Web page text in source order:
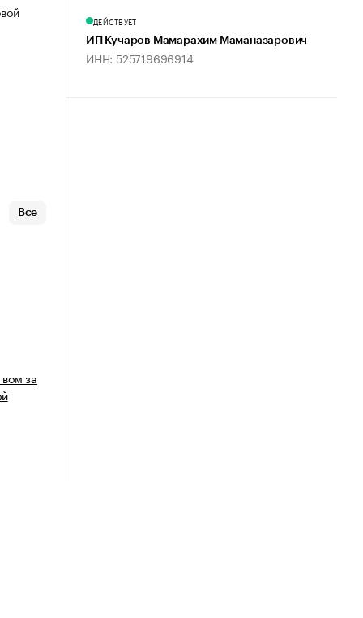
Все
за
ДЕЙСТВУЕТ
ИП Кучаров Мамарахим Маманазарович
ИНН: 525719696914